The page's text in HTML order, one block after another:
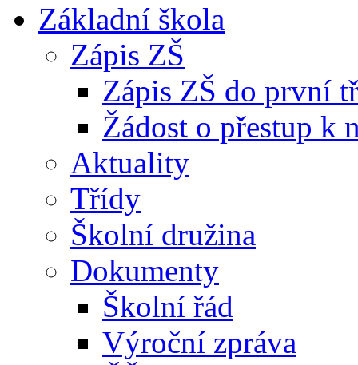
Základní škola
Zápis ZŠ
Zápis ZŠ do první
Žádost o přestup k
Aktuality
Třídy
Školní družina
Dokumenty
Školní řád
Výroční zpráva